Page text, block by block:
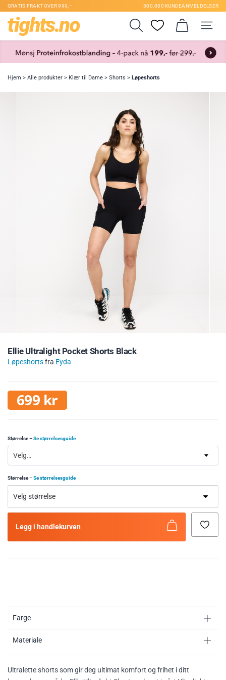
GRATIS FRAKT OVER 999,– 300.000 KUNDEANMELDELSER
Hjem > Alle produkter > Klær til Dame > Shorts > Løpeshorts
Ellie Ultralight Pocket Shorts Black
Løpeshortsfra Eyda
699 kr
Størrelse–Se størrelsesguide
Velg…
Størrelse–Se størrelsesguide
Legg i handlekurven
Farge
Materiale
Ultralette shorts som gir deg ultimat komfort og frihet i ditt